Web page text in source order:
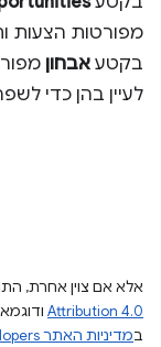
מפורטות הצעות
בקטע אבחון
לעיין בהן כדי
אלא אם צוין אחרת,
Attribution 4.0
במדיניות האתר Google Developers‏